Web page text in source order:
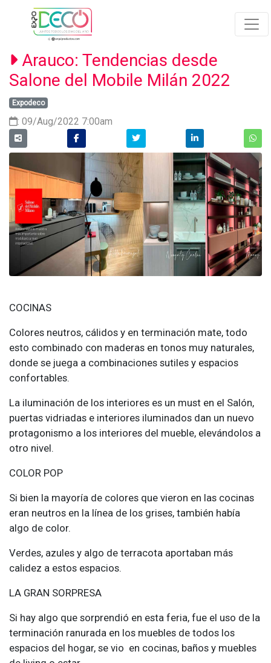
Arauco: Tendencias desde
Salone del Mobile Milán 2022
Expodeco
: 09/Aug/2022 7:00am
COCINAS
Colores neutros, cálidos y en terminación mate, todo
esto combinado con maderas en tonos muy naturales,
donde se juega a combinaciones sutiles y espacios
confortables.
La iluminación de los interiores es un must en el Salón,
puertas vidriadas e interiores iluminados dan un nuevo
protagonismo a los interiores del mueble, elevándolos a
otro nivel.
COLOR POP
Si bien la mayoría de colores que vieron en las cocinas
eran neutros en la línea de los grises, también había
algo de color.
Verdes, azules y algo de terracota aportaban más
calidez a estos espacios.
LA GRAN SORPRESA
Si hay algo que sorprendió en esta feria, fue el uso de la
terminación ranurada en los muebles de todos los
espacios del hogar, se vio en cocinas, baños y muebles